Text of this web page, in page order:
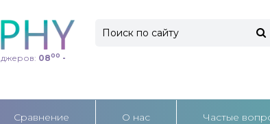
0800 -
Cравнение О нас Частые